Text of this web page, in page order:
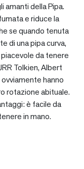
amanti della Pipa.
e riduce la
se quando tenuta
di una pipa curva,
da tenere
Tolkien, Albert
hanno
rotazione abituale.
è facile da
in mano.